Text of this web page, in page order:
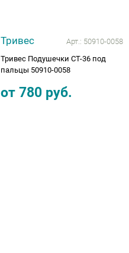
Тривес Арт.: 50910-0058
Тривес Подушечки СТ-36 под
пальцы 50910-0058
от 780 руб.